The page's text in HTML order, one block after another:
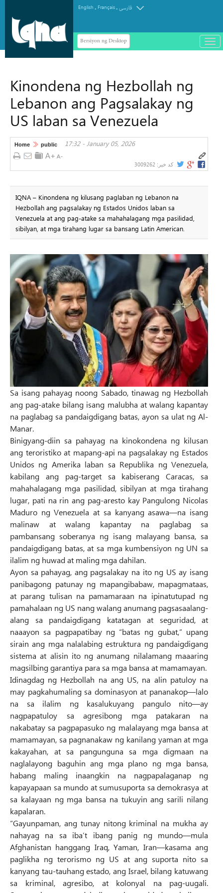
English . Français.فارسی
Bersiyon ng Desktop
باز
و
Kinondena ng Hezbollah ng
Lebanon ang Pagsalakay ng
US laban sa Venezuela
Home public 17:32 - January 05, 2026
کد خبر: 3009262
IQNA – Kinondena ng kilusang paglaban ng Lebanon na
Hezbollah ang pagsalakay ng Estados Unidos laban sa
Venezuela at ang pag-atake sa mahahalagang mga pasilidad,
sibilyan, at mga tirahang lugar sa bansang Latin American.
Sa isang pahayag noong Sabado, tinawag ng Hezbollah
ang pag-atake bilang isang malubha at walang kapantay
na paglabag sa pandaigdigang batas, ayon sa ulat ng Al-
Manar.
Binigyang-diin sa pahayag na kinokondena ng kilusan
ang teroristiko at mapang-api na pagsalakay ng Estados
Unidos ng Amerika laban sa Republika ng Venezuela,
kabilang ang pag-target sa kabiserang Caracas, sa
mahahalagang mga pasilidad, sibilyan at mga tirahang
lugar, pati na rin ang pag-aresto kay Pangulong Nicolas
Maduro ng Venezuela at sa kanyang asawa—na isang
malinaw at walang kapantay na paglabag sa
pambansang soberanya ng isang malayang bansa, sa
pandaigdigang batas, at sa mga kumbensiyon ng UN sa
ilalim ng huwad at maling mga dahilan.
Ayon sa pahayag, ang pagsalakay na ito ng US ay isang
panibagong patunay ng mapangibabaw, mapagmataas,
at parang tulisan na pamamaraan na ipinatutupad ng
pamahalaan ng US nang walang anumang pagsasaalang-
alang sa pandaigdigang katatagan at seguridad, at
naaayon sa pagpapatibay ng “batas ng gubat,” upang
sirain ang mga nalalabing estruktura ng pandaigdigang
sistema at alisin ito ng anumang nilalamang maaaring
magsilbing garantiya para sa mga bansa at mamamayan.
Idinagdag ng Hezbollah na ang US, na alin patuloy na
may pagkahumaling sa dominasyon at pananakop—lalo
na sa ilalim ng kasalukuyang pangulo nito—ay
nagpapatuloy sa agresibong mga patakaran na
nakabatay sa pagpapasuko ng malalayang mga bansa at
mamamayan, sa pagnanakaw ng kanilang yaman at mga
kakayahan, at sa pangunguna sa mga digmaan na
naglalayong baguhin ang mga plano ng mga bansa,
habang maling inaangkin na nagpapalaganap ng
kapayapaan sa mundo at sumusuporta sa demokrasya at
sa kalayaan ng mga bansa na tukuyin ang sarili nilang
kapalaran.
“Gayunpaman, ang tunay nitong kriminal na mukha ay
nahayag na sa iba’t ibang panig ng mundo—mula
Afghanistan hanggang Iraq, Yaman, Iran—kasama ang
paglikha ng terorismo ng US at ang suporta nito sa
kanyang tau-tauhang estado, ang Israel, bilang katuwang
sa kriminal, agresibo, at kolonyal na pag-uugali.